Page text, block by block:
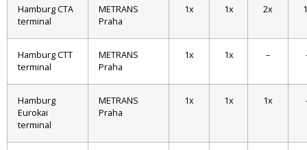
Hamburg CTA
terminal
METRANS
Praha
1x 1x 2x
Hamburg CTT
terminal
METRANS
Praha
1x 1x –
Hamburg
Eurokai
terminal
METRANS
Praha
1x 1x 1x